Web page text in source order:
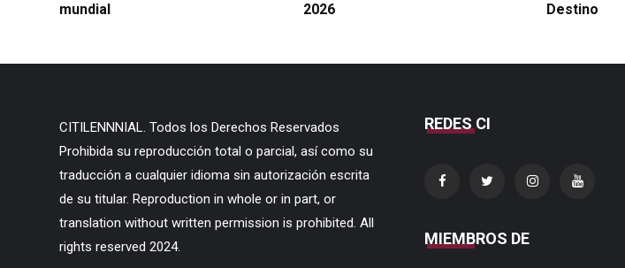
mundial
2026
Destino
CITILENNNIAL. Todos los Derechos Reservados
Prohibida su reproducción total o parcial, así como su
traducción a cualquier idioma sin autorización escrita
de su titular. Reproduction in whole or in part, or
translation without written permission is prohibited. All
rights reserved 2024.
REDES CI
MIEMBROS DE